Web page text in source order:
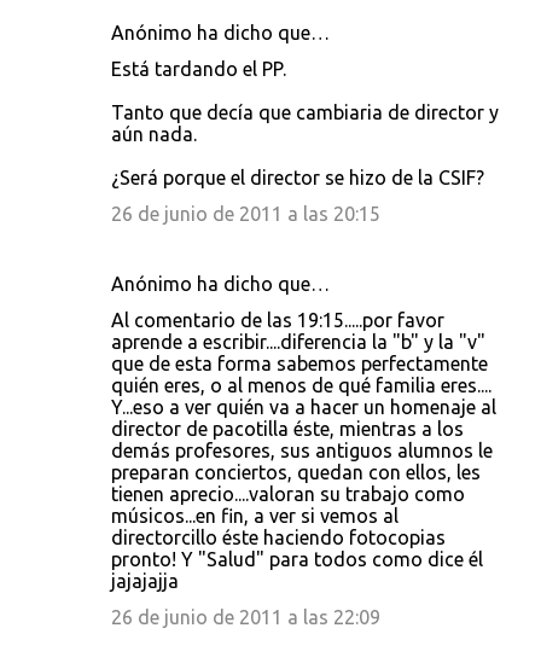
Anónimo ha dicho que…
Está tardando el PP.
Tanto que decía que cambiaria de director y
aún nada.
¿Será porque el director se hizo de la CSIF?
26 de junio de 2011 a las 20:15
Anónimo ha dicho que…
Al comentario de las 19:15.....por favor
aprende a escribir....diferencia la "b" y la "v"
que de esta forma sabemos perfectamente
quién eres, o al menos de qué familia eres....
Y...eso a ver quién va a hacer un homenaje al
director de pacotilla éste, mientras a los
demás profesores, sus antiguos alumnos le
preparan conciertos, quedan con ellos, les
tienen aprecio....valoran su trabajo como
músicos...en fin, a ver si vemos al
directorcillo éste haciendo fotocopias
pronto! Y "Salud" para todos como dice él
jajajajja
26 de junio de 2011 a las 22:09